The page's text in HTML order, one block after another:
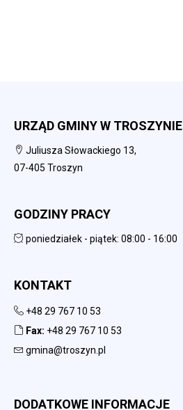
URZĄD GMINY W TROSZYNIE
Juliusza Słowackiego 13,
07-405 Troszyn
GODZINY PRACY
poniedziałek - piątek: 08:00 - 16:00
KONTAKT
+48 29 767 10 53
Fax: +48 29 767 10 53
gmina@troszyn.pl
DODATKOWE INFORMACJE